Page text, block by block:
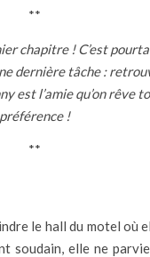
**
chapitre ! C’est
dernière tâche :
est l’amie qu’on rêve
préférence !
**
le hall du motel
soudain, elle ne